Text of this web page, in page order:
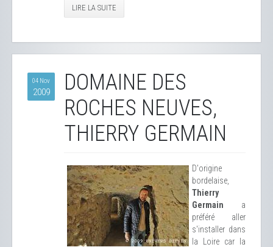
LIRE LA SUITE
04 Nov
2009
DOMAINE DES
ROCHES NEUVES,
THIERRY GERMAIN
D'origine
bordelaise,
Thierry
Germain a
préféré aller
s'installer dans
la Loire car la